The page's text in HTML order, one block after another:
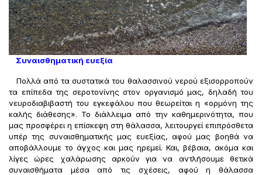
Συναισθηματική ευεξία
Πολλά από τα συστατικά του θαλασσινού νερού εξισορροπούν
τα επίπεδα της σεροτονίνης στον οργανισμό μας, δηλαδή του
νευροδιαβιβαστή του εγκεφάλου που θεωρείται η «ορμόνη της
καλής διάθεσης». Το διάλλειμα από την καθημερινότητα, που
μας προσφέρει η επίσκεψη στη θάλασσα, λειτουργεί επιπρόσθετα
υπέρ της συναισθηματικής μας ευεξίας, αφού μας βοηθά να
αποβάλλουμε το άγχος και μας ηρεμεί. Και, βέβαια, ακόμα και
λίγες ώρες χαλάρωσης αρκούν για να αντλήσουμε θετικά
συναισθήματα μέσα από τις σχέσεις, αφού η θάλασσα